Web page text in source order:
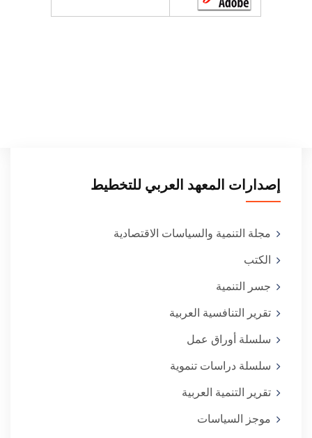
إصدارات المعهد العربي للتخطيط
مجلة التنمية والسياسات الاقتصادية
الكتب
جسر التنمية
تقرير التنافسية العربية
سلسلة أوراق عمل
سلسلة دراسات تنموية
تقرير التنمية العربية
موجز السياسات